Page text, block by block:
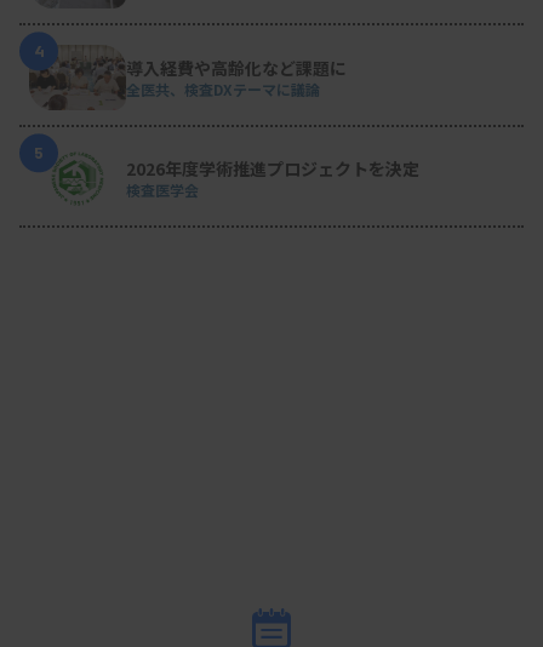
4
導入経費や高齢化など課題に
全医共、検査DXテーマに議論
5
2026年度学術推進プロジェクトを決定
検査医学会